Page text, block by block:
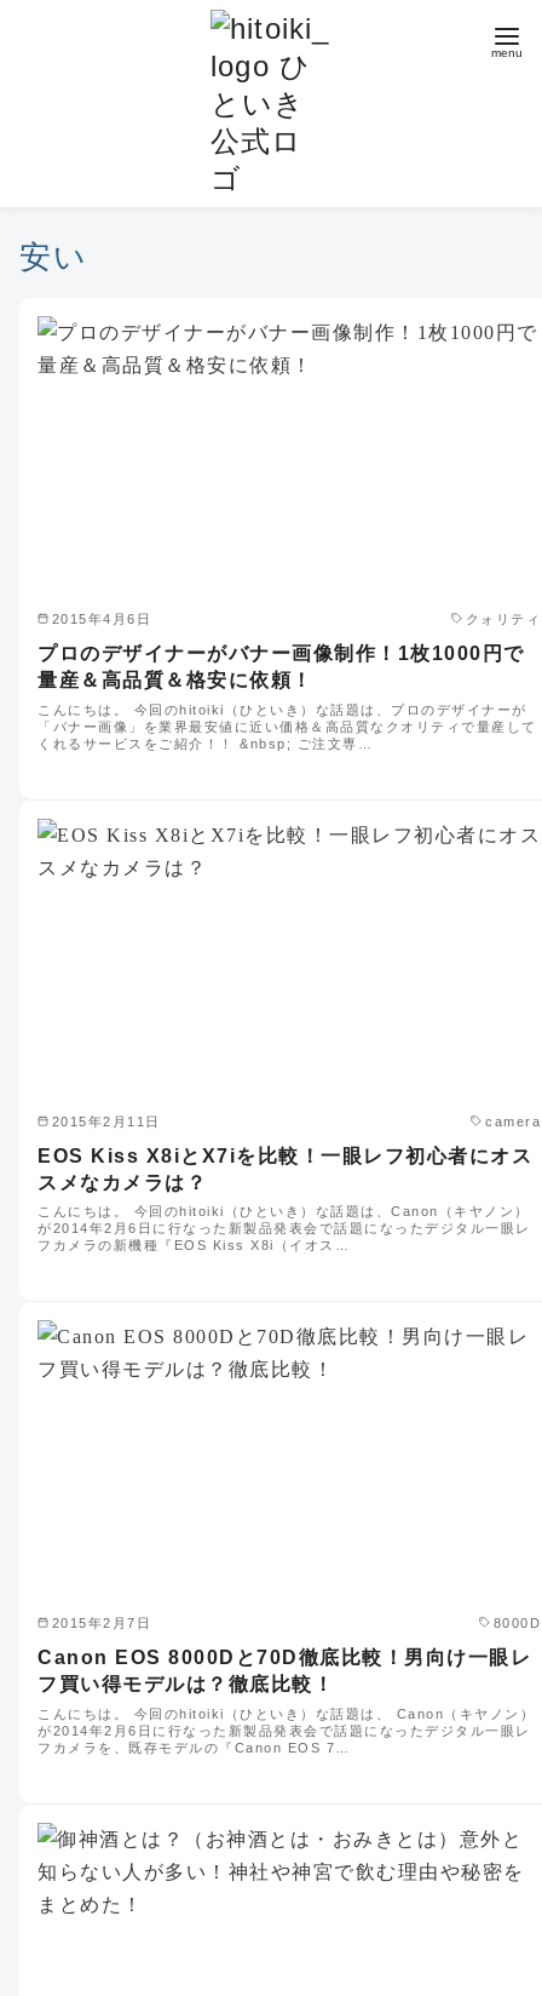
安い
2015年4月6日 クォリティ
プロのデザイナーがバナー画像制作！1枚1000円で
量産＆高品質＆格安に依頼！
こんにちは。 今回のhitoiki（ひといき）な話題は、プロのデザイナーが
「バナー画像」を業界最安値に近い価格＆高品質なクオリティで量産して
くれるサービスをご紹介！！ &nbsp; ご注文専…
2015年2月11日 camera
EOS Kiss X8iとX7iを比較！一眼レフ初心者にオス
スメなカメラは？
こんにちは。 今回のhitoiki（ひといき）な話題は、Canon（キヤノン）
が2014年2月6日に行なった新製品発表会で話題になったデジタル一眼レ
フカメラの新機種『EOS Kiss X8i（イオス…
2015年2月7日 8000D
Canon EOS 8000Dと70D徹底比較！男向け一眼レ
フ買い得モデルは？徹底比較！
こんにちは。 今回のhitoiki（ひといき）な話題は、 Canon（キヤノン）
が2014年2月6日に行なった新製品発表会で話題になったデジタル一眼レ
フカメラを、既存モデルの『Canon EOS 7…